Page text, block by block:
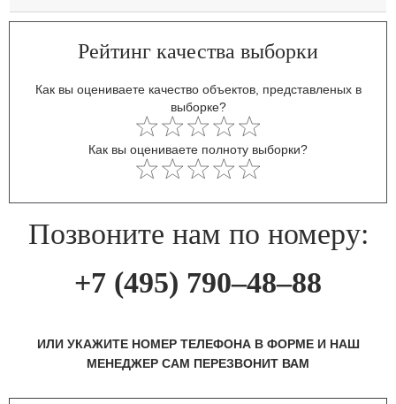
Рейтинг качества выборки
Как вы оцениваете качество объектов, представленых в
выборке?
Как вы оцениваете полноту выборки?
Позвоните нам по номеру:
+7 (495) 790–48–88
ИЛИ УКАЖИТЕ НОМЕР ТЕЛЕФОНА В ФОРМЕ И НАШ
МЕНЕДЖЕР САМ ПЕРЕЗВОНИТ ВАМ